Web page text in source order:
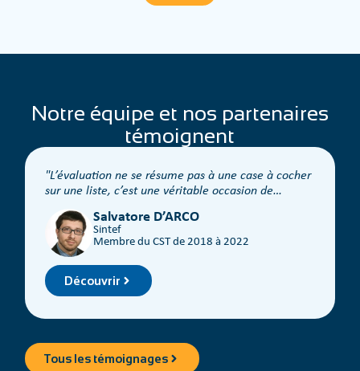
Notre équipe et nos partenaires
témoignent
L’évaluation ne se résume pas à une case à cocher
sur une liste, c’est une véritable occasion de
Salvatore D’ARCO
Sintef
Membre du CST de 2018 à 2022
Découvrir
Tous les témoignages